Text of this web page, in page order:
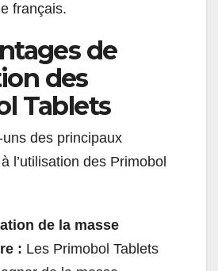
français.
de
des
Tablets
des principaux
l’utilisation des Primobol
de la masse
: Les Primobol Tablets